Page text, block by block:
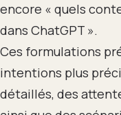
encore « quels
dans ChatGPT ».
Ces formulations
intentions plus
détaillés, des